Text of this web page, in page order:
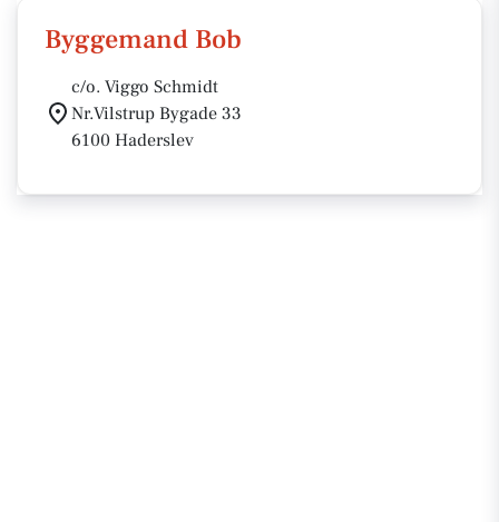
Byggemand Bob
c/o. Viggo Schmidt
Nr.Vilstrup Bygade 33
6100 Haderslev